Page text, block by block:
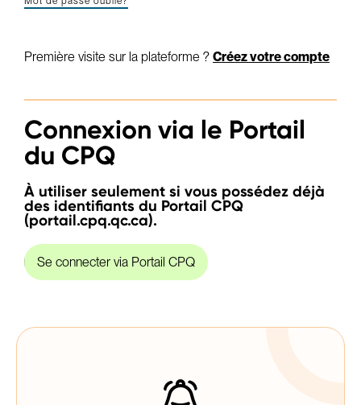
Première visite sur la plateforme ? Créez votre compte
Connexion via le Portail
du CPQ
À utiliser seulement si vous possédez déjà
des identifiants du Portail CPQ
(portail.cpq.qc.ca).
Se connecter via Portail CPQ